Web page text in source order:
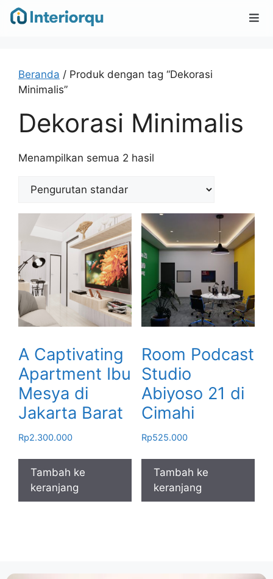
Beranda / Produk dengan tag “Dekorasi
Minimalis”
Dekorasi Minimalis
Menampilkan semua 2 hasil
A Captivating
Apartment Ibu
Mesya di
Jakarta Barat
Rp2.300.000
Tambah ke
keranjang
Room Podcast
Studio
Abiyoso 21 di
Cimahi
Rp525.000
Tambah ke
keranjang